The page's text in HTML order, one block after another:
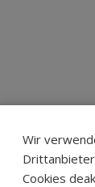
Wir
Cookies